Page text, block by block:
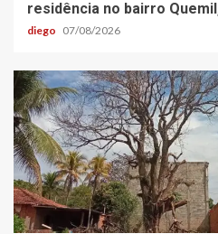
residência no bairro
diego 07/08/2026